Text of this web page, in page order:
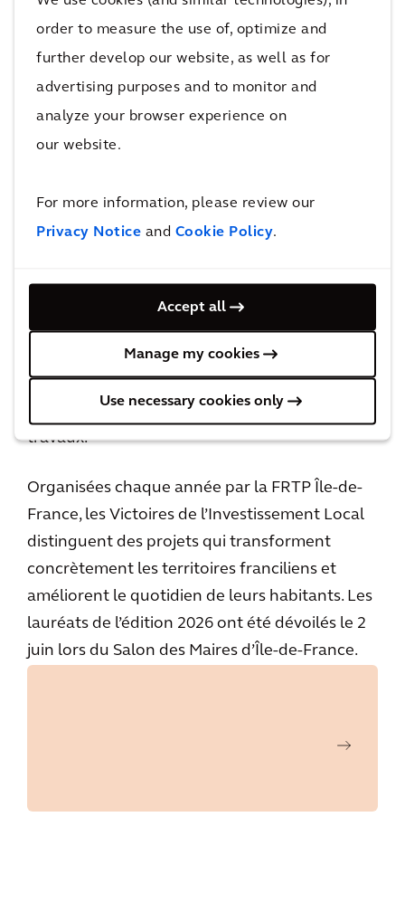
order to measure the use of, optimize and
further develop our website, as well as for
advertising purposes and to monitor and
analyze your browser experience on
our website.
For more information, please review our
Privacy Notice and Cookie Policy.
Accept all
Manage my cookies
Use necessary cookies only
résilient et mieux connecté, tout en mettant en
valeur les ouvrages existants. »
Beck, Directeur de projet chez Arcadis
« Cette distinction illustre la capacité d’Arcadis à
accompagner la transformation de territoires
conciliant qualité des aménagements urbains,
adaptation climatique et nouveaux usages. »
chez Arcadis.
Ce projet a été réalisé en collaboration étroite
avec les entreprises Terideal, Razel‑Bec (Fayat
Group), Eiffage Route, Freyssinet et leurs
partenaires mobilisés pour la réalisation des
travaux.
Organisées chaque année par la FRTP Île-de-
France, les Victoires de l’Investissement Local
distinguent des projets qui transforment
concrètement les territoires franciliens et
améliorent le quotidien de leurs habitants. Les
lauréats de l’édition 2026 ont été dévoilés le 2
juin lors du Salon des Maires d’Île-de-France.